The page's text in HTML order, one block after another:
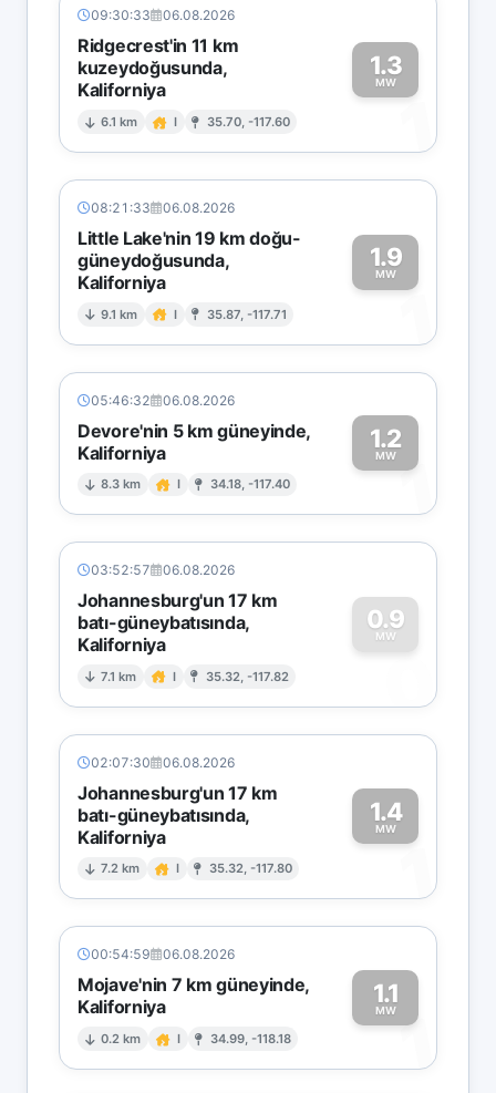
09:30:33 06.08.2026
Ridgecrest'in 11 km
kuzeydoğusunda,
Kaliforniya
6.1 km I 35.70, -117.60
1.3
MW
1
08:21:33 06.08.2026
Little Lake'nin 19 km doğu-
güneydoğusunda,
Kaliforniya
9.1 km I 35.87, -117.71
1.9
MW
1
05:46:32 06.08.2026
Devore'nin 5 km güneyinde,
Kaliforniya
8.3 km I 34.18, -117.40
1.2
MW1
03:52:57 06.08.2026
Johannesburg'un 17 km
batı-güneybatısında,
Kaliforniya
7.1 km I 35.32, -117.82
0.9
MW
0
02:07:30 06.08.2026
Johannesburg'un 17 km
batı-güneybatısında,
Kaliforniya
7.2 km I 35.32, -117.80
1.4
MW
1
00:54:59 06.08.2026
Mojave'nin 7 km güneyinde,
Kaliforniya
0.2 km I 34.99, -118.18
1.1
MW1